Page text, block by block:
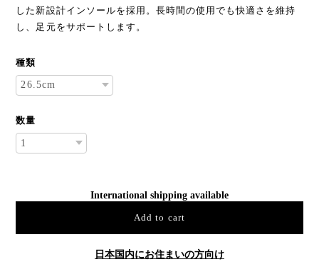
した新設計インソールを採用。長時間の使用でも快適さを維持
し、足元をサポートします。
種類
数量
International shipping available
Add to cart
日本国内にお住まいの方向け